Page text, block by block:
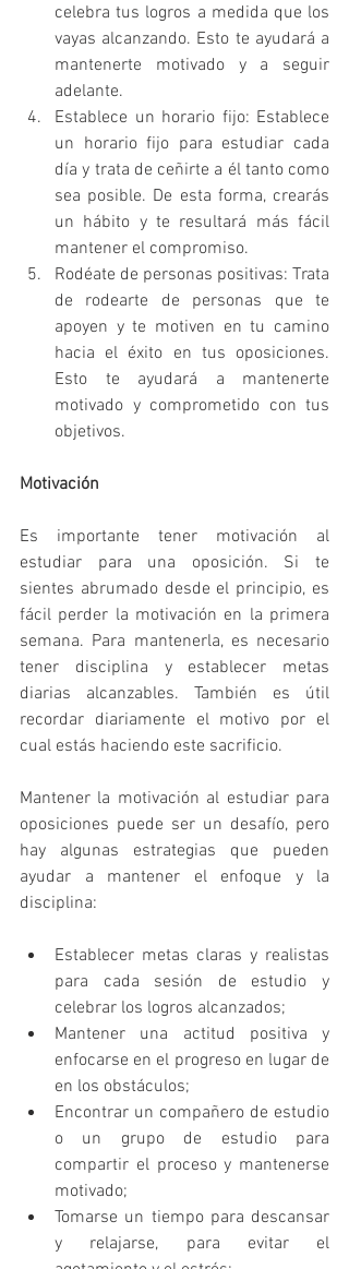
celebra tus logros a medida que los
vayas alcanzando. Esto te ayudará a
mantenerte motivado y a seguir
adelante.
Establece un horario fijo: Establece
un horario fijo para estudiar cada
día y trata de ceñirte a él tanto como
sea posible. De esta forma, crearás
un hábito y te resultará más fácil
mantener el compromiso.
Rodéate de personas positivas: Trata
de rodearte de personas que te
apoyen y te motiven en tu camino
hacia el éxito en tus oposiciones.
Esto te ayudará a mantenerte
motivado y comprometido con tus
objetivos.
Motivación
Es importante tener motivación al
estudiar para una oposición. Si te
sientes abrumado desde el principio, es
fácil perder la motivación en la primera
semana. Para mantenerla, es necesario
tener disciplina y establecer metas
diarias alcanzables. También es útil
recordar diariamente el motivo por el
cual estás haciendo este sacrificio.
Mantener la motivación al estudiar para
oposiciones puede ser un desafío, pero
hay algunas estrategias que pueden
ayudar a mantener el enfoque y la
disciplina:
Establecer metas claras y realistas
para cada sesión de estudio y
celebrar los logros alcanzados;
Mantener una actitud positiva y
enfocarse en el progreso en lugar de
en los obstáculos;
Encontrar un compañero de estudio
o un grupo de estudio para
compartir el proceso y mantenerse
motivado;
Tomarse un tiempo para descansar
y relajarse, para evitar el